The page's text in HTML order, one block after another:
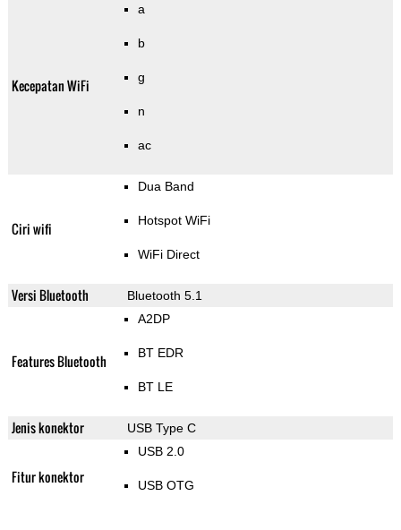
Kecepatan WiFi
a
b
g
n
ac
Ciri wifi
Dua Band
Hotspot WiFi
WiFi Direct
Versi Bluetooth Bluetooth 5.1
Features Bluetooth
A2DP
BT EDR
BT LE
Jenis konektor USB Type C
Fitur konektor
USB 2.0
USB OTG